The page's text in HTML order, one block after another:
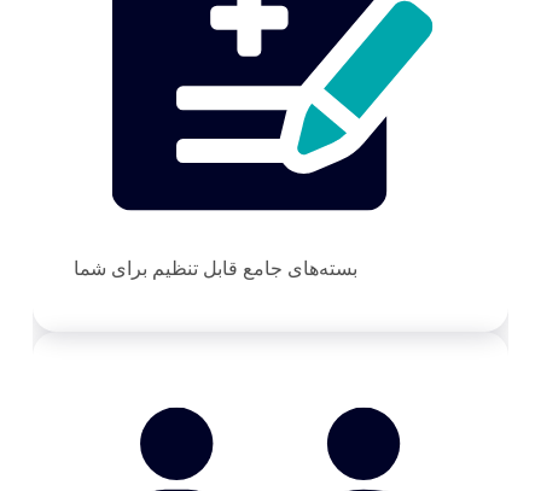
بسته‌های جامع قابل تنظیم برای شما